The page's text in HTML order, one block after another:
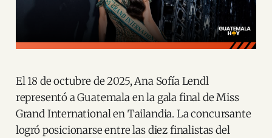
El 18 de octubre de 2025, Ana Sofía Lendl
representó a Guatemala en la gala final de Miss
Grand International en Tailandia. La concursante
logró posicionarse entre las diez finalistas del